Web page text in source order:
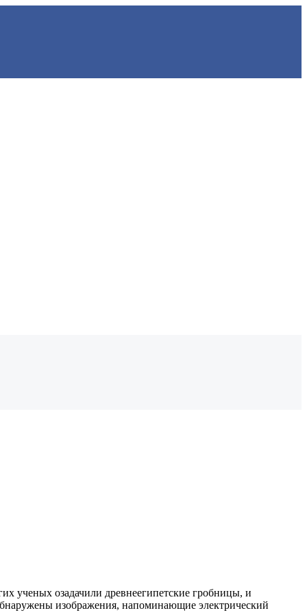
ученых озадачили древнеегипетские гробницы, и
изображения, напоминающие электрический